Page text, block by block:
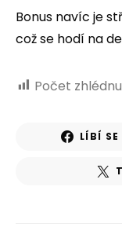
Bonus navíc je
což se hodí na
Počet
LÍBÍ